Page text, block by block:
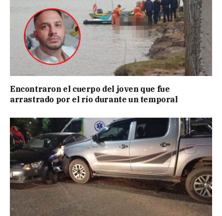
Encontraron el cuerpo del joven que fue
arrastrado por el río durante un temporal